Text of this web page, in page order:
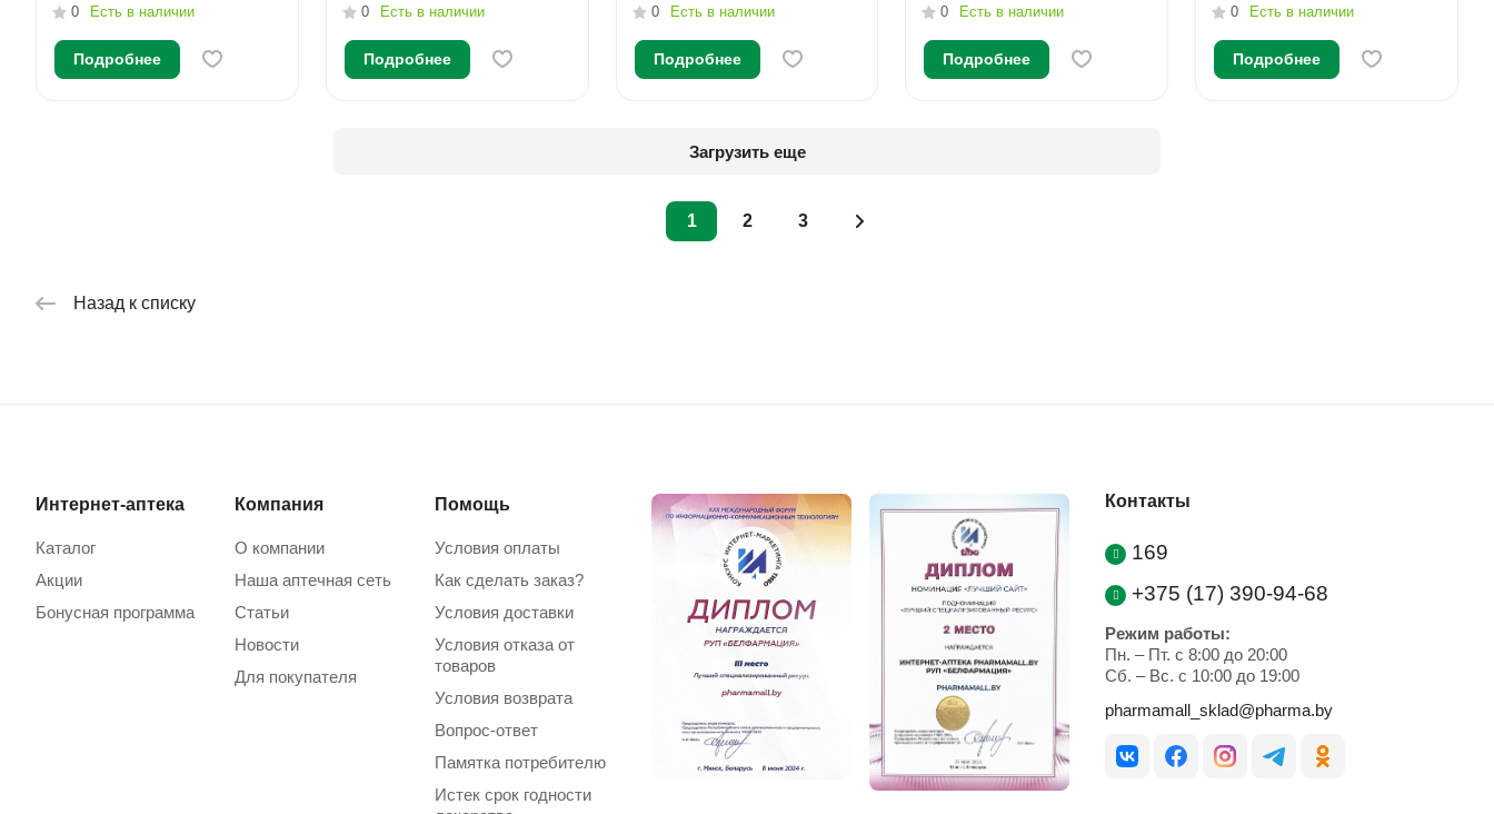
200мл №1
0 Есть в наличии
Подробнее
250мл №1
0 Есть в наличии
Подробнее
0 Есть в наличии
Подробнее
0 Есть в наличии
Подробнее
0 Есть в наличии
Подробнее
Загрузить еще
1 2 3
Назад к списку
Интернет-аптека
Каталог
Акции
Бонусная программа
Компания
О компании
Наша аптечная сеть
Статьи
Новости
Для покупателя
Помощь
Условия оплаты
Как сделать заказ?
Условия доставки
Условия отказа от
товаров
Условия возврата
Вопрос-ответ
Памятка потребителю
Истек срок годности
Контакты
169
+375 (17) 390-94-68
Режим работы:
Пн. – Пт. с 8:00 до 20:00
Cб. – Вс. с 10:00 до 19:00
pharmamall_sklad@pharma.by